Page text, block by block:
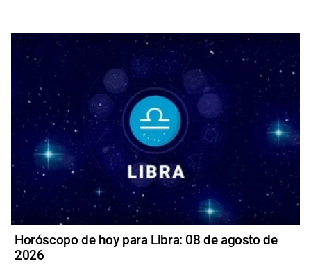
Horóscopo de hoy para Libra: 08 de agosto de
2026